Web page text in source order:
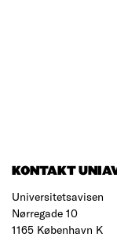
KONTAKT
Universitetsavisen
Nørregade 10
1165 København K